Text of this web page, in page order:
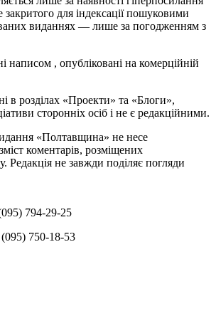
закритого для індексації пошуковими
виданнях — лише за погодженням з
написом , опубліковані на комерційній
в розділах «Проекти» та «Блоги»,
сторонніх осіб і не є редакційними.
«Полтавщина» не несе
коментарів, розміщених
Редакція не завжди поділяє погляди
794-29-25
(095) 750-18-53